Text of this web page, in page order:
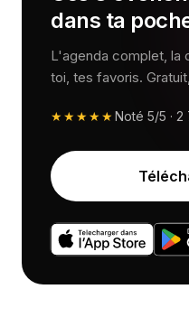
dans ta
L'agenda complet, la
toi, tes favoris.
★★★★★Noté 5/5 · 2